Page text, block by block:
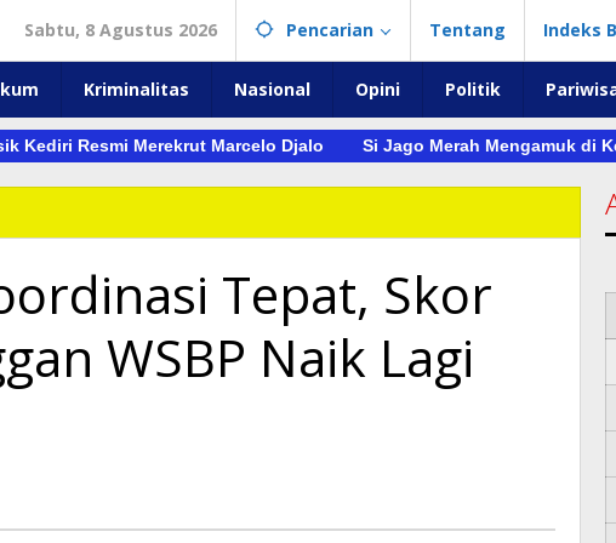
Sabtu, 8 Agustus 2026 Pencarian Tentang Indeks
Kriminalitas Nasional Opini Politik
Merekrut Marcelo Djalo Si Jago Merah Mengamuk di Kediri: 5
Tepat, Skor
WSBP Naik Lagi